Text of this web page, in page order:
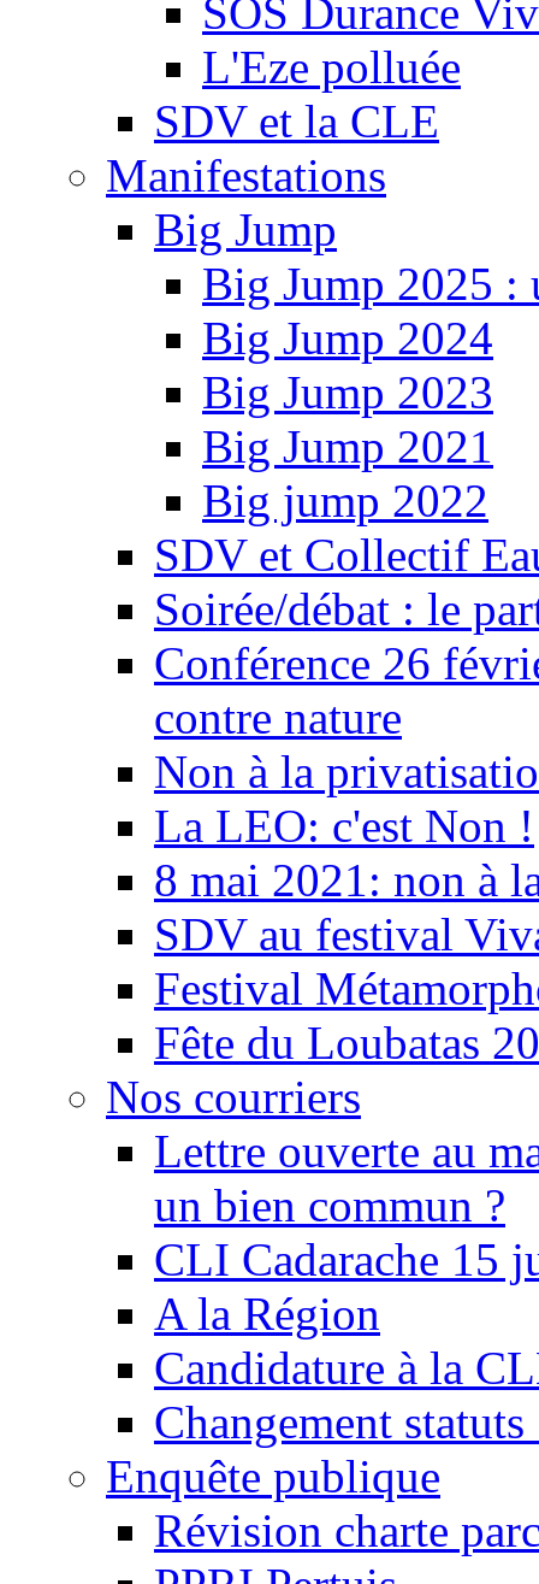
SOS Durance
L'Eze polluée
SDV et la CLE
Manifestations
Big Jump
Big Jump 2025 :
Big Jump 2024
Big Jump 2023
Big Jump 2021
Big jump 2022
SDV et Collectif
Soirée/débat : le
Conférence 26
contre nature
Non à la
La LEO: c'est Non !
8 mai 2021: non à
SDV au festival
Festival
Fête du Loubatas
Nos courriers
Lettre ouverte au
un bien commun ?
CLI Cadarache 15
A la Région
Candidature à la
Changement
Enquête publique
Révision charte